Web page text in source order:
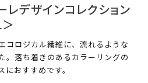
デザインコレクション
コロジカル繊維に、流れるような
。落ち着きのあるカラーリングの
おすすめです。